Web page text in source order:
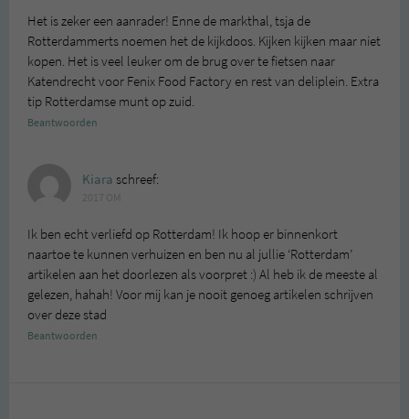
Het is zeker een aanrader! Enne de markthal, tsja de
Rotterdammerts noemen het de kijkdoos. Kijken kijken maar niet
kopen. Het is veel leuker om de brug over te fietsen naar
Katendrecht voor Fenix Food Factory en rest van deliplein. Extra
tip Rotterdamse munt op zuid.
Beantwoorden
Kiara schreef:
Ik ben echt verliefd op Rotterdam! Ik hoop er binnenkort
naartoe te kunnen verhuizen en ben nu al jullie ‘Rotterdam’
artikelen aan het doorlezen als voorpret :) Al heb ik de meeste al
gelezen, hahah! Voor mij kan je nooit genoeg artikelen schrijven
over deze stad
Beantwoorden